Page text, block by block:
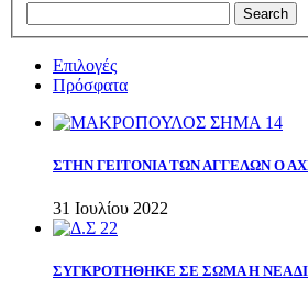
Επιλογές
Πρόσφατα
ΣΤΗΝ ΓΕΙΤΟΝΙΑ ΤΩΝ ΑΓΓΕΛΩΝ Ο
31 Ιουλίου 2022
ΣΥΓΚΡΟΤΗΘΗΚΕ ΣΕ ΣΩΜΑ Η ΝΕΑ